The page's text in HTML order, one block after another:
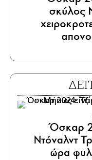
σκύλος
Όσκαρ
Ντόναλντ
ώρα